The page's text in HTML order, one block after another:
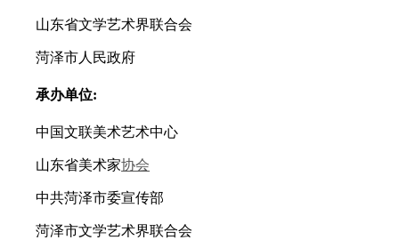
山东省文学艺术界联合会
菏泽市人民政府
承办单位:
中国文联美术艺术中心
山东省美术家协会
中共菏泽市委宣传部
菏泽市文学艺术界联合会